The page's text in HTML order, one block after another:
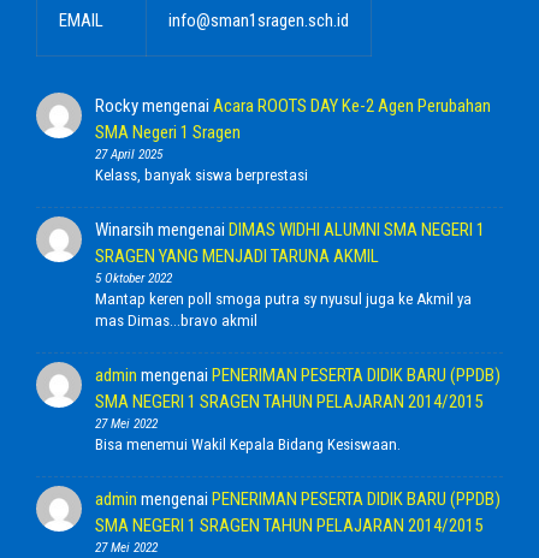
EMAIL info@sman1sragen.sch.id
Rockymengenai Acara ROOTS DAY Ke-2 Agen Perubahan
SMA Negeri 1 Sragen
27 April 2025
Kelass, banyak siswa berprestasi
Winarsih mengenai DIMAS WIDHI ALUMNI SMA NEGERI 1
SRAGEN YANG MENJADI TARUNA AKMIL
5 Oktober 2022
Mantap keren poll smoga putra sy nyusul juga ke Akmil ya
mas Dimas...bravo akmil
admin mengenai PENERIMAN PESERTA DIDIK BARU (PPDB)
SMA NEGERI 1 SRAGEN TAHUN PELAJARAN 2014/2015
27 Mei 2022
Bisa menemui Wakil Kepala Bidang Kesiswaan.
admin mengenai PENERIMAN PESERTA DIDIK BARU (PPDB)
SMA NEGERI 1 SRAGEN TAHUN PELAJARAN 2014/2015
27 Mei 2022